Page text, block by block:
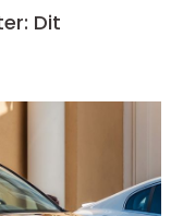
Dit